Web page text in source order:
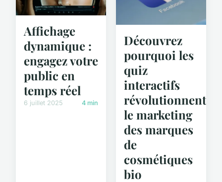
Affichage
dynamique :
engagez votre
public en
temps réel
6 juillet 2025 4 min
Découvrez
pourquoi les
quiz
interactifs
révolutionnent
le marketing
des marques
de
cosmétiques
bio